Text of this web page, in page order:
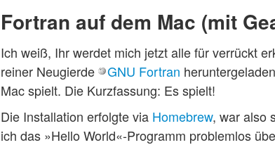
Fortran auf dem Mac (mit
Ich weiß, Ihr werdet mich jetzt alle für verrückt
reiner Neugierde
GNU Fortran
Mac spielt. Die Kurzfassung: Es spielt!
Die Installation erfolgte via Homebrew, war also
ich das »Hello World«-Programm problemlos